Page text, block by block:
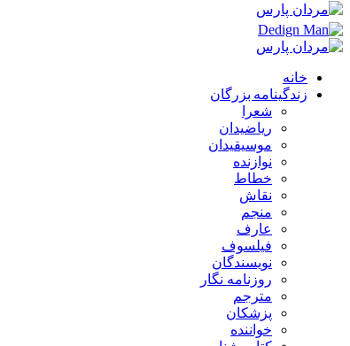
خانه
زندگینامه بزرگان
شعرا
ریاضیدان
موسیقیدان
نوازنده
خطاط
نقاش
منجم
عارف
فیلسوف
نویسندگان
روزنامه نگار
مترجم
پزشکان
خواننده